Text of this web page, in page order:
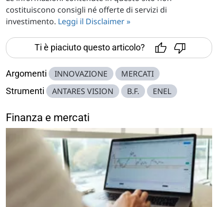
costituiscono consigli né offerte di servizi di
investimento. Leggi il Disclaimer »
Ti è piaciuto questo articolo?
Argomenti INNOVAZIONE MERCATI
Strumenti ANTARES VISION B.F. ENEL
Finanza e mercati